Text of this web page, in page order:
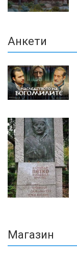
Анкети
Магазин